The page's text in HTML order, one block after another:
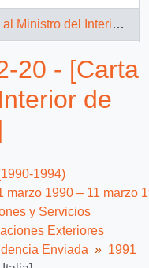
del Interior de Italia]
Aylwin al Presidente de Costa Rica]
Aylwin al Líder Cubano, Fidel Castro]
Patricio Aylwin a Lee-Teng Hui]
20 - [Carta
de
1994)
marzo 1990 – 11 marzo
y Servicios
Exteriores
Enviada
1991